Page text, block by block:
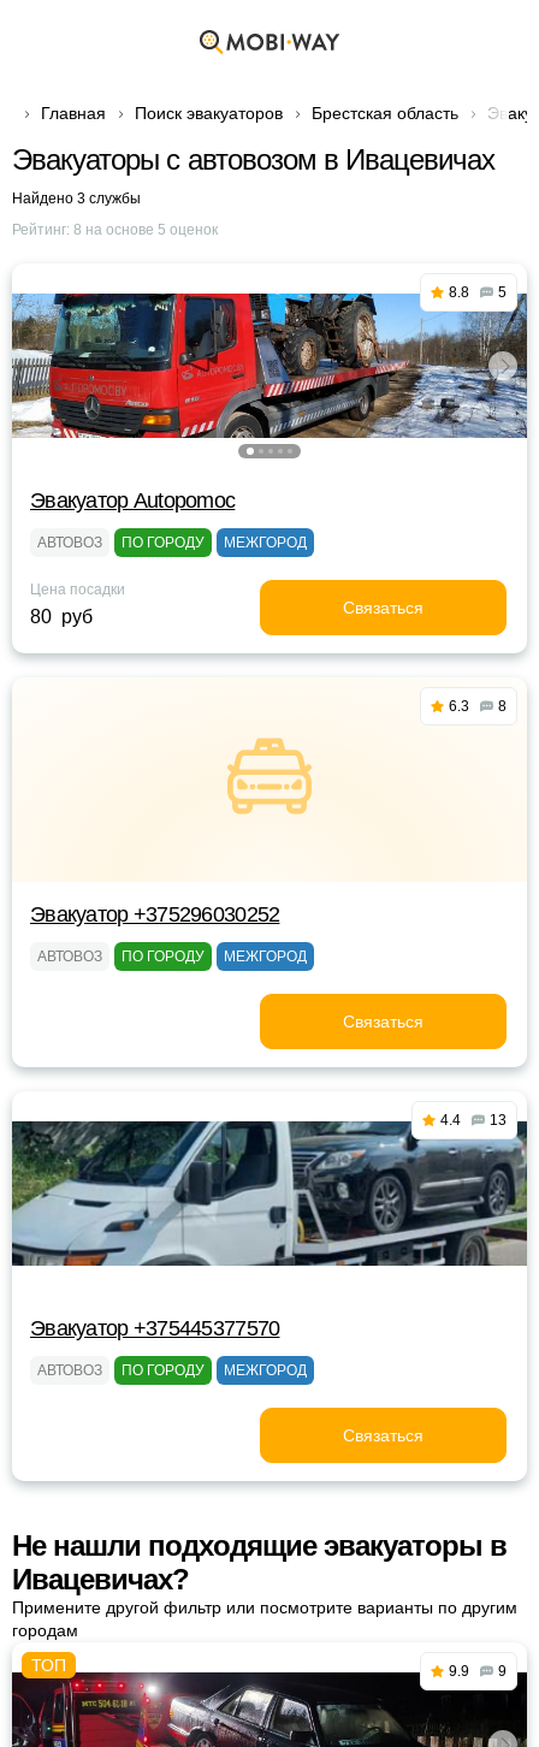
Главная Поиск эвакуаторов Брестская область
Эвакуаторы с автовозом в Ивацевичах
Найдено 3 службы
Рейтинг: 8 на основе 5 оценок
8.8 5
Эвакуатор Autopomoc
АВТОВОЗ ПО ГОРОДУ МЕЖГОРОД
Цена посадки
80 руб Связаться
6.3 8
Эвакуатор +375296030252
АВТОВОЗ ПО ГОРОДУ МЕЖГОРОД
Связаться
4.4 13
Эвакуатор +375445377570
АВТОВОЗ ПО ГОРОДУ МЕЖГОРОД
Связаться
Не нашли подходящие эвакуаторы в
Ивацевичах?
Примените другой фильтр или посмотрите варианты по другим
городам
9.9 9